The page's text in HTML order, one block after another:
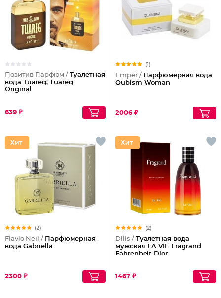
Позитив Парфюм / Туалетная
вода Tuareg, Tuareg
Original
639 ₽
(1)
Emper / Парфюмерная вода
Qubism Woman
2006 ₽
(2)
Flavio Neri / Парфюмерная
вода Gabriella
2300 ₽
(2)
Dilis / Туалетная вода
мужская LA VIE Fragrand
Fahrenheit Dior
1467 ₽